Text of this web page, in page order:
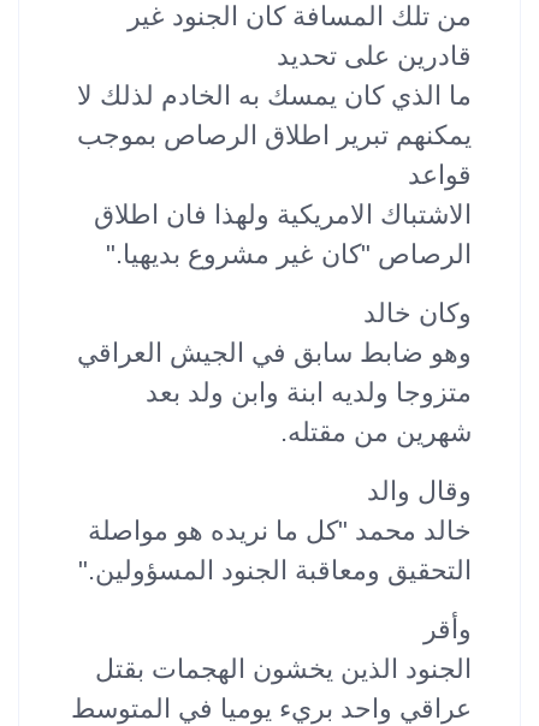
من تلك المسافة كان الجنود غير
قادرين على تحديد
ما الذي كان يمسك به الخادم لذلك لا
يمكنهم تبرير اطلاق الرصاص بموجب
قواعد
الاشتباك الامريكية ولهذا فان اطلاق
الرصاص "كان غير مشروع بديهيا."
وكان خالد
وهو ضابط سابق في الجيش العراقي
متزوجا ولديه ابنة وابن ولد بعد
شهرين من مقتله.
وقال والد
خالد محمد "كل ما نريده هو مواصلة
التحقيق ومعاقبة الجنود المسؤولين."
وأقر
الجنود الذين يخشون الهجمات بقتل
عراقي واحد بريء يوميا في المتوسط